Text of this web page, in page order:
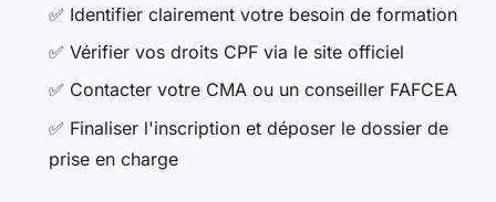
✅ Identifier clairement votre besoin de formation
✅ Vérifier vos droits CPF via le site officiel
✅ Contacter votre CMA ou un conseiller FAFCEA
✅ Finaliser l'inscription et déposer le dossier de
prise en charge